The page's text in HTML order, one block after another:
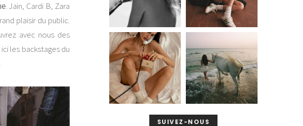
. Jain, Cardi B, Zara
plaisir du public.
avec nous des
les backstages du
SUIVEZ-NOUS